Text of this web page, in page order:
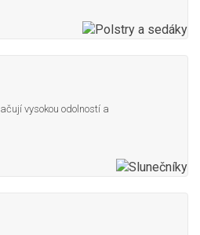
vysokou odolností a